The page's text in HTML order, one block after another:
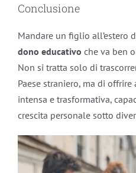
Conclusione
Mandare un figlio all’estero
dono educativo che va ben
Non si tratta solo di
Paese straniero, ma di offrire
intensa e trasformativa,
crescita personale sotto